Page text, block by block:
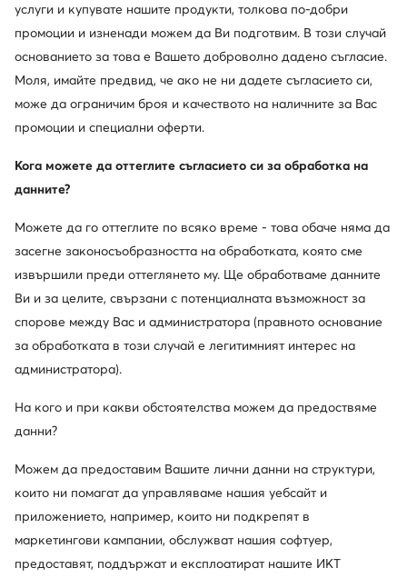
Апрески · Розов
122,20
Primigi
Naturino
услуги и купувате нашите продукти, толкова по-добри
промоции и изненади можем да Ви подготвим. В този случай
основанието за това е Вашето доброволно дадено съгласие.
Моля, имайте предвид, че ако не ни дадете съгласието си,
може да ограничим броя и качеството на наличните за Вас
промоции и специални оферти.
Кога можете да оттеглите съгласието си за обработка на
данните?
Можете да го оттеглите по всяко време - това обаче няма да
засегне законосъобразността на обработката, която сме
извършили преди оттеглянето му. Ще обработваме данните
Ви и за целите, свързани с потенциалната възможност за
спорове между Вас и администратора (правното основание
за обработката в този случай е легитимният интерес на
администратора).
На кого и при какви обстоятелства можем да предоствяме
данни?
Можем да предоставим Вашите лични данни на структури,
които ни помагат да управляваме нашия уебсайт и
приложението, например, които ни подкрепят в
маркетингови кампании, обслужват нашия софтуер,
предоставят, поддържат и експлоатират нашите ИКТ